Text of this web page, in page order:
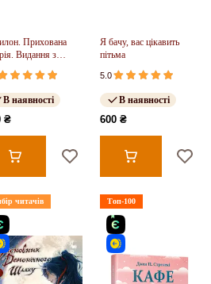
Прихована
Видання з
зрізом
В наявності
₴
Я бачу, вас цікавить
пітьма
5.0
В наявності
600 ₴
читачів Топ-100